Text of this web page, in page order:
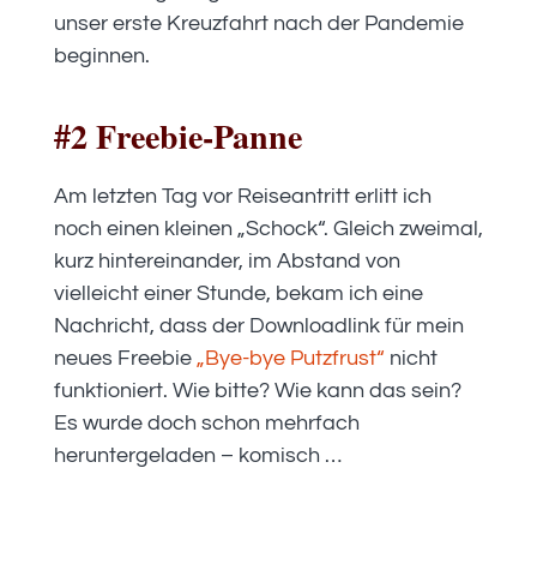
unser erste Kreuzfahrt nach der Pandemie
beginnen.
#2 Freebie-Panne
Am letzten Tag vor Reiseantritt erlitt ich
noch einen kleinen „Schock“. Gleich zweimal,
kurz hintereinander, im Abstand von
vielleicht einer Stunde, bekam ich eine
Nachricht, dass der Downloadlink für mein
neues Freebie„Bye-bye Putzfrust“ nicht
funktioniert. Wie bitte? Wie kann das sein?
Es wurde doch schon mehrfach
heruntergeladen – komisch …